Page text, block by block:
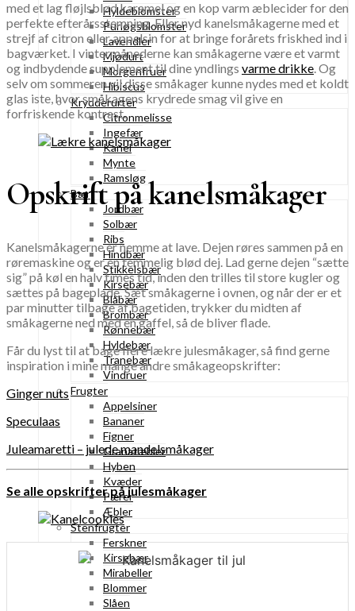
Hyldeblomster
Purløgsblomster
Lavendler
Mjødurt
Morgenfruer
Hibiscus
Krydderurter
Citronmelisse
Ingefær
Kanel
Mynte
Ramsløg
Bær
Jordbær
Solbær
Ribs
Hindbær
Stikkelsbær
Kirsebær
Blåbær
Brombær
Rønnebær
Hyldebær
Tranebær
Vindruer
Frugter
Appelsiner
Bananer
Figner
Granatæbler
Hyben
Kvæder
Pærer
Æbler
Stenfrugter
Ferskner
Kirsebær
Mirabeller
Blommer
Slåen
med et lag fløjlsblød karamel og en kop varm æblecider for den
perfekte efterårsstemning. Eller nyd kanelsmåkagerne med et
strejf af citron eller appelsin for at bringe forårets friskhed ind i
bagværket. I vintermånederne kan småkagerne være et varmt
og indbydende supplement til dine yndlings varme drikke. Og
selv om sommeren vil disse småkager kunne nydes med et koldt
glas iste, hvor småkagens krydrede smag vil give en
forfriskende kontrast.
Opskrift på kanelsmåkager
Kanelsmåkagerne er nemme at lave. Dejen røres sammen på en
røremaskine og er en temmelig blød dej. Lad gerne dejen “sætte
sig” på køl en halv times tid, inden den trilles til store kugler og
sættes på bageplade. Sæt småkagerne i ovnen, og når der er et
par minutter tilbage af bagetiden, trykker du midten af
småkagerne ned med en gaffel, så de bliver flade.
Får du lyst til at bage flere lækre julesmåkager, så find gerne
inspiration i mine mange andre småkageopskrifter:
Ginger nuts
Speculaas
Juleamaretti – julede mandelsmåkager
Se alle opskrifter på julesmåkager